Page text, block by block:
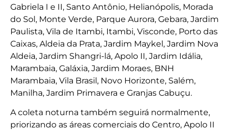
Gabriela I e II, Santo Antônio, Helianópolis, Morada
do Sol, Monte Verde, Parque Aurora, Gebara, Jardim
Paulista, Vila de Itambi, Itambi, Visconde, Porto das
Caixas, Aldeia da Prata, Jardim Maykel, Jardim Nova
Aldeia, Jardim Shangri-lá, Apolo II, Jardim Idália,
Marambaia, Galáxia, Jardim Moraes, BNH
Marambaia, Vila Brasil, Novo Horizonte, Salém,
Manilha, Jardim Primavera e Granjas Cabuçu.
A coleta noturna também seguirá normalmente,
priorizando as áreas comerciais do Centro, Apolo II